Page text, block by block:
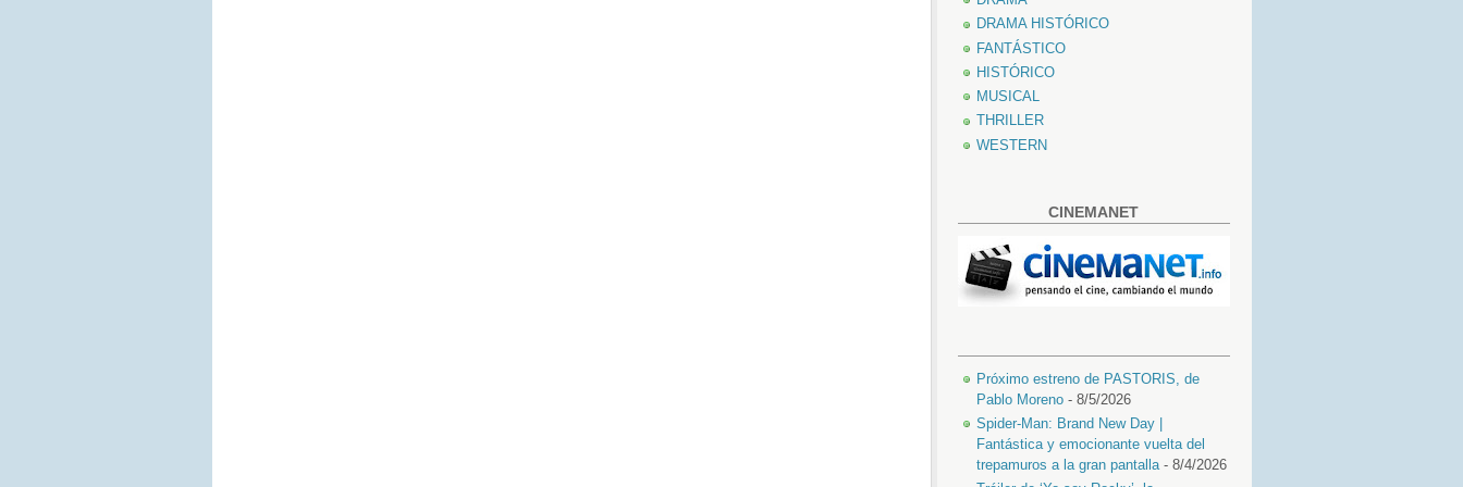
DRAMA HISTÓRICO
FANTÁSTICO
HISTÓRICO
MUSICAL
THRILLER
WESTERN
CINEMANET
Próximo estreno de PASTORIS, de
Pablo Moreno- 8/5/2026
Spider-Man: Brand New Day |
Fantástica y emocionante vuelta del
trepamuros a la gran pantalla- 8/4/2026